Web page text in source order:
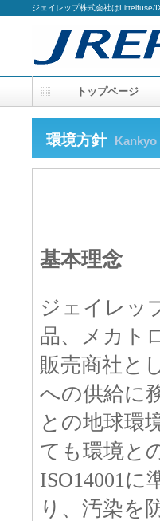
ジェイレップ株式会社はLittelfuse/
環境方針 Kankyo
基本理念
ジェイレッ
品、メカト
販売商社と
への供給に
との地球環
ても環境と
ISO14001に
り、汚染を
トップページ